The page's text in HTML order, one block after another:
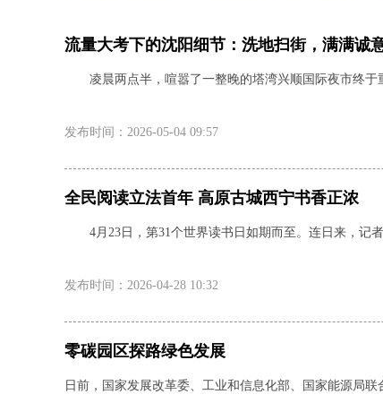
流量大考下的沈阳细节：洗地扫街，满满诚
凌晨两点半，喧嚣了一整晚的塔湾兴顺国际夜市终于
发布时间：2026-05-04 09:57
全民阅读立法首年 高原古城西宁书香正浓
4月23日，第31个世界读书日如期而至。连日来，记
发布时间：2026-04-28 10:32
零碳园区探路绿色发展
日前，国家发展改革委、工业和信息化部、国家能源局